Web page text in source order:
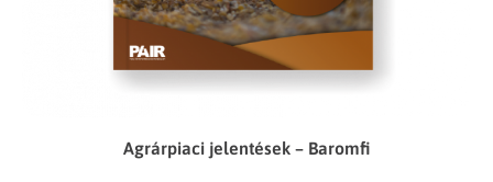
Agrárpiaci jelentések – Baromfi